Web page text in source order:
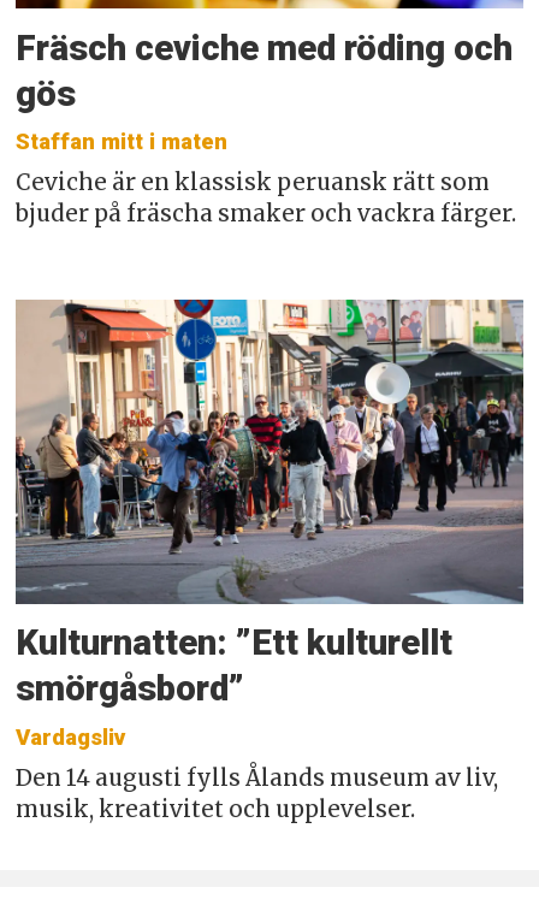
Fräsch ceviche med röding och
gös
Staffan mitt i maten
Ceviche är en klassisk peruansk rätt som
bjuder på fräscha smaker och vackra färger.
Kulturnatten: ”Ett kulturellt
smörgåsbord”
Vardagsliv
Den 14 augusti fylls Ålands museum av liv,
musik, kreativitet och upplevelser.